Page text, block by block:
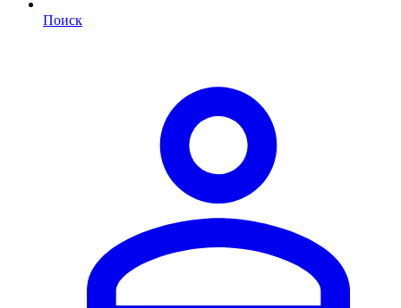
Поиск